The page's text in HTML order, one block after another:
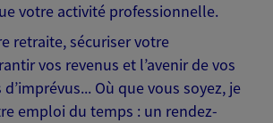
votre activité professionnelle.
retraite, sécuriser votre
vos revenus et l’avenir de vos
Où que vous soyez, je
emploi du temps : un rendez-